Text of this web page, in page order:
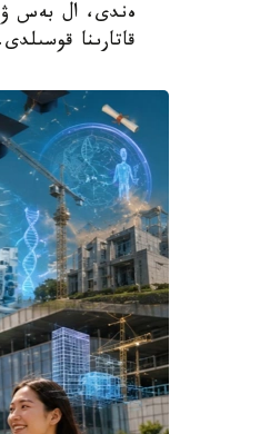
قاتارىنا قوسىلدى.